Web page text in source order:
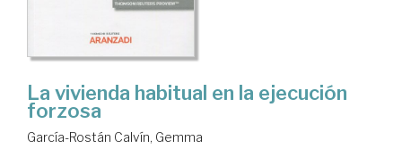
La vivienda habitual en la ejecución
forzosa
García-Rostán Calvín, Gemma